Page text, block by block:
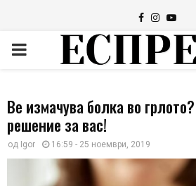
Facebook
PRIMARY
Ве измачува болка во
решение за вас!
од Igor 16:59 - 25 ноември, 2019